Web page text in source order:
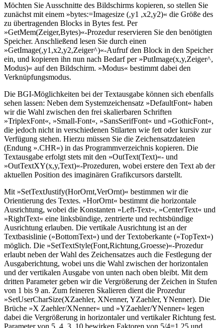
Möchten Sie Ausschnitte des Bildschirms kopieren, so stellen Sie
zunächst mit einem »bytes:=Imagesize (,y1 ,x2,y2)« die Größe des
zu übertragenden Blocks in Bytes fest. Per
»GetMem(Zeiger,Bytes)«-Prozedur reservieren Sie den benötigten
Speicher. Anschließend lesen Sie durch einen
»GetImage(,y1,x2,y2,Zeiger^)«-Aufruf den Block in den Speicher
ein, und kopieren ihn nun nach Bedarf per »PutImage(x,y,Zeiger^,
Modus)« auf den Bildschirm. »Modus« bestimmt dabei den
Verknüpfungsmodus.
Die BGI-Möglichkeiten bei der Textausgabe können sich ebenfalls
sehen lassen: Neben dem Systemzeichensatz »DefaultFont« haben
wir die Wahl zwischen den frei skalierbaren Schriften
»TriplexFont«, »Small-Font«, »SansSerifFont« und »GothicFont«,
die jedoch nicht in verschiedenen Stilarten wie fett oder kursiv zur
Verfügung stehen. Hierzu müssen Sie die Zeichensatzdateien
(Endung ».CHR«) in das Programmverzeichnis kopieren. Die
Textausgabe erfolgt stets mit den »OutText(Text)«- und
»OutTextXY(x,y,Text)«-Prozeduren, wobei erstere den Text ab der
aktuellen Position des imaginären Grafikcursors darstellt.
Mit »SetTextJustify(HorOrnt,VerOrnt)« bestimmen wir die
Orientierung des Textes. »HorOrnt« bestimmt die horizontale
Ausrichtung, wobei die Konstanten »Left-Text«, »CenterText« und
»RightText« eine linksbündige, zentrierte und rechtsbündige
Ausrichtung erlauben. Die vertikale Ausrichtung ist an der
Textbasislinie (»BottomText«) und der Textoberkante (»TopText«)
möglich. Die »SetTextStyle(Font,Richtung,Groesse)«-Prozedur
erlaubt neben der Wahl des Zeichensatzes auch die Festlegung der
Ausgaberichtung, wobei uns die Wahl zwischen der horizontalen
und der vertikalen Ausgabe von unten nach oben bleibt. Mit dem
dritten Parameter geben wir die Vergrößerung der Zeichen in Stufen
von 1 bis 9 an. Zum feineren Skalieren dient die Prozedur
»SetUserCharSize(XZaehler, XNenner, YZaehler, YNenner). Die
Brüche »X Zaehler/XNenner« und »YZaehler/YNenner« legen
dabei die Vergrößerung in horizontaler und vertikaler Richtung fest.
Parameter von 5, 4, 3, 10 bewirken Faktoren von 5/4=1,25 und